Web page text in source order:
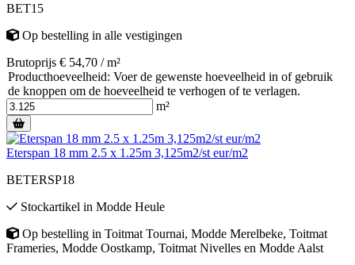
BET15
Op bestelling in alle vestigingen
Brutoprijs € 54,70 / m²
Producthoeveelheid: Voer de gewenste hoeveelheid in of gebruik
de knoppen om de hoeveelheid te verhogen of te verlagen.
m²
Eterspan 18 mm 2.5 x 1.25m 3,125m2/st eur/m2
BETERSP18
Stockartikel in Modde Heule
Op bestelling in Toitmat Tournai, Modde Merelbeke, Toitmat
Frameries, Modde Oostkamp, Toitmat Nivelles en Modde Aalst